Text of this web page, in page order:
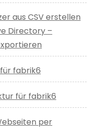
aus CSV erstellen
Directory –
fabrik6
für fabrik6
per